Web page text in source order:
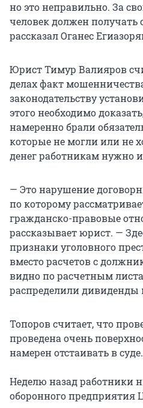
но это неправильно. За
человек должен получать
рассказал Оганес
Юрист Тимур Валияров
делах факт
законодательству
этого необходимо
намеренно брали
которые не могли или не
денег работникам нужно
— Это нарушение
по которому
гражданско-правовые
рассказывает юрист. —
признаки уголовного
вместо расчетов с
видно по расчетным
распределили дивиденды
Топоров считает, что
проведена очень
намерен отстаивать в суде.
Неделю назад работники
оборонного предприятия